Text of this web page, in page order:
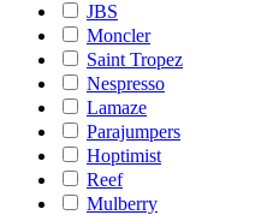
JBS
Moncler
Saint Tropez
Nespresso
Lamaze
Parajumpers
Hoptimist
Reef
Mulberry